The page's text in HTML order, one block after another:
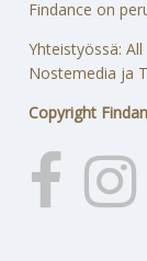
Findance on
Yhteistyössä:
Nostemedia ja
Copyright